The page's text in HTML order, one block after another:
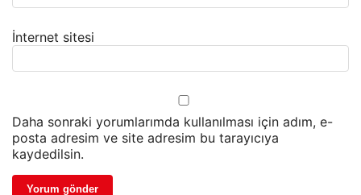
İnternet sitesi
Daha sonraki yorumlarımda kullanılması için adım, e-
posta adresim ve site adresim bu tarayıcıya
kaydedilsin.